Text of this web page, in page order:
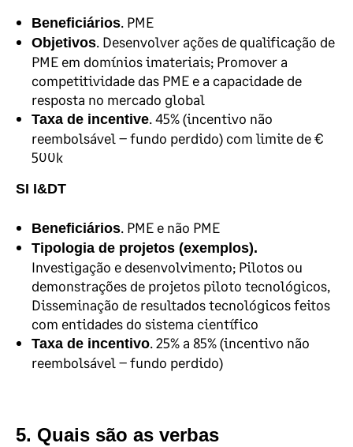
Beneficiários. PME
Objetivos. Desenvolver ações de qualificação de
PME em domínios imateriais; Promover a
competitividade das PME e a capacidade de
resposta no mercado global
Taxa de incentive. 45% (incentivo não
reembolsável – fundo perdido) com limite de €
500k
SI I&DT
Beneficiários. PME e não PME
Tipologia de projetos (exemplos).
Investigação e desenvolvimento; Pilotos ou
demonstrações de projetos piloto tecnológicos,
Disseminação de resultados tecnológicos feitos
com entidades do sistema científico
Taxa de incentivo. 25% a 85% (incentivo não
reembolsável – fundo perdido)
5. Quais são as verbas